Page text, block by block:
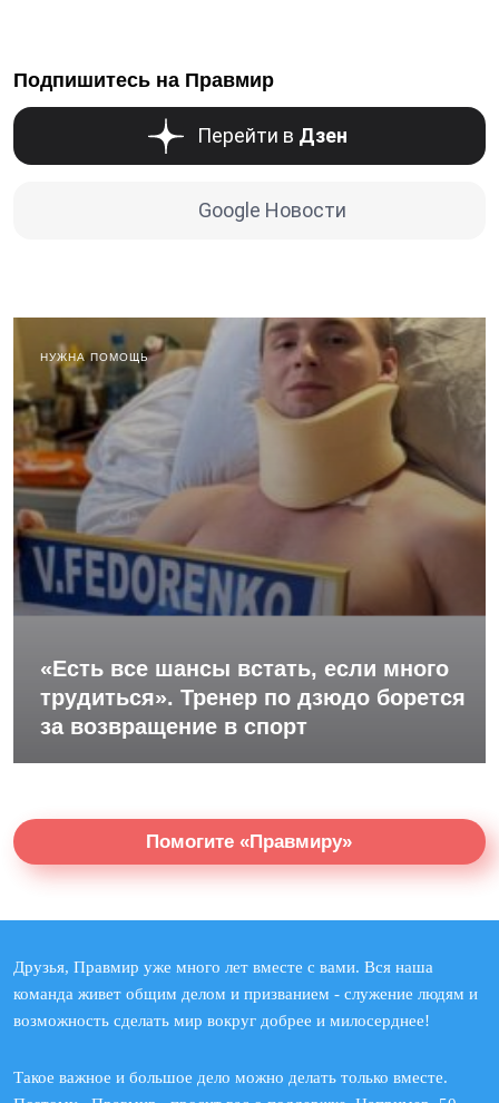
Подпишитесь на Правмир
Перейти в Дзен
Google Новости
НУЖНА ПОМОЩЬ
«Есть все шансы встать, если много
трудиться». Тренер по дзюдо борется
за возвращение в спорт
Помогите «Правмиру»
Друзья, Правмир уже много лет вместе с вами. Вся наша
команда живет общим делом и призванием - служение людям и
возможность сделать мир вокруг добрее и милосерднее!
Такое важное и большое дело можно делать только вместе.